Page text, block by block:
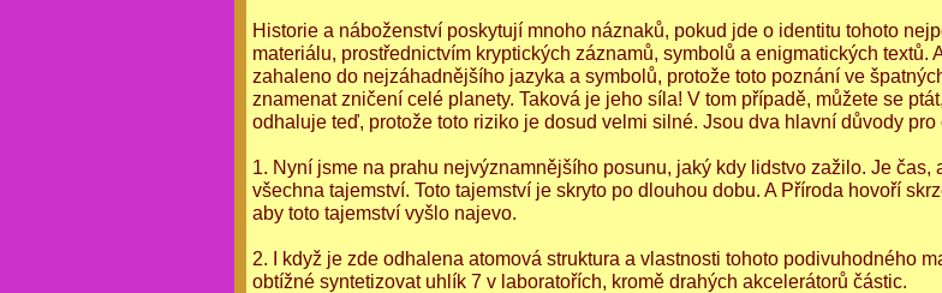
Historie a náboženství poskytují mnoho náznaků, pokud jde o identitu tohoto
materiálu, prostřednictvím kryptických záznamů, symbolů a enigmatických textů.
zahaleno do nejzáhadnějšího jazyka a symbolů, protože toto poznání ve
znamenat zničení celé planety. Taková je jeho síla! V tom případě, můžete se
odhaluje teď, protože toto riziko je dosud velmi silné. Jsou dva hlavní důvody pro
1. Nyní jsme na prahu nejvýznamnějšího posunu, jaký kdy lidstvo zažilo. Je čas,
všechna tajemství. Toto tajemství je skryto po dlouhou dobu. A Příroda hovoří
aby toto tajemství vyšlo najevo.
2. I když je zde odhalena atomová struktura a vlastnosti tohoto podivuhodného
obtížné syntetizovat uhlík 7 v laboratořích, kromě drahých akcelerátorů částic.